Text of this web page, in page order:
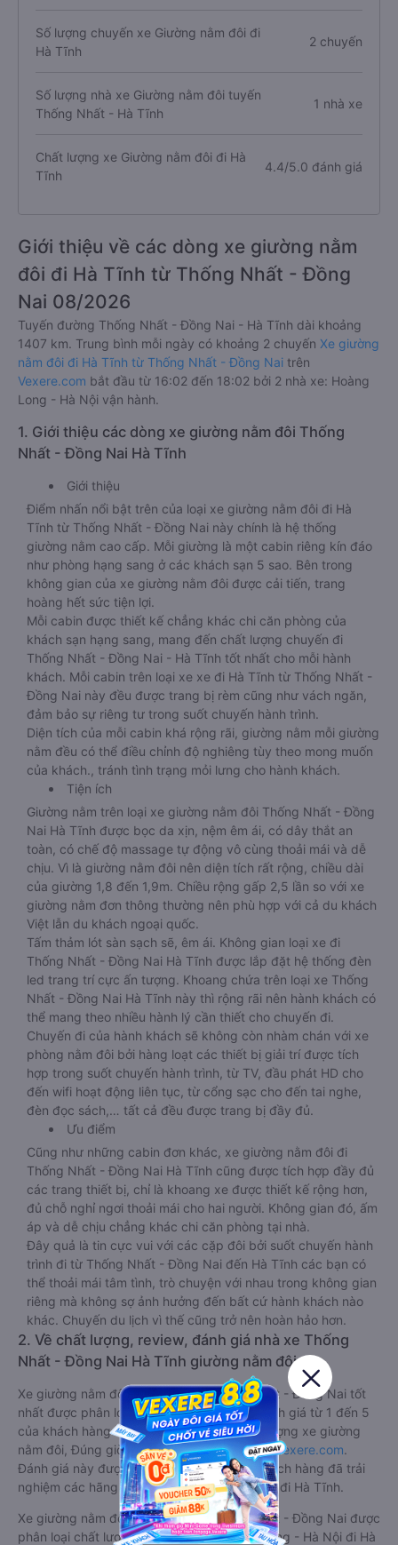
Số lượng chuyến xe Giường nằm đôi đi
Hà Tĩnh
2 chuyến
Số lượng nhà xe Giường nằm đôi tuyến
Thống Nhất - Hà Tĩnh
1 nhà xe
Chất lượng xe Giường nằm đôi đi Hà
Tĩnh
4.4/5.0 đánh giá
Giới thiệu về các dòng xe giường nằm
đôi đi Hà Tĩnh từ Thống Nhất - Đồng
Nai 08/2026
Tuyến đường Thống Nhất - Đồng Nai - Hà Tĩnh dài khoảng
1407 km. Trung bình mỗi ngày có khoảng 2 chuyến Xe giường
nằm đôi đi Hà Tĩnh từ Thống Nhất - Đồng Nai trên
Vexere.com bắt đầu từ 16:02 đến 18:02 bởi 2 nhà xe: Hoàng
Long - Hà Nội vận hành.
1. Giới thiệu các dòng xe giường nằm đôi Thống
Nhất - Đồng Nai Hà Tĩnh
Giới thiệu
Điểm nhấn nổi bật trên của loại xe giường nằm đôi đi Hà
Tĩnh từ Thống Nhất - Đồng Nai này chính là hệ thống
giường nằm cao cấp. Mỗi giường là một cabin riêng kín đáo
như phòng hạng sang ở các khách sạn 5 sao. Bên trong
không gian của xe giường nằm đôi được cải tiến, trang
hoàng hết sức tiện lợi.
Mỗi cabin được thiết kế chẳng khác chi căn phòng của
khách sạn hạng sang, mang đến chất lượng chuyến đi
Thống Nhất - Đồng Nai - Hà Tĩnh tốt nhất cho mỗi hành
khách. Mỗi cabin trên loại xe xe đi Hà Tĩnh từ Thống Nhất -
Đồng Nai này đều được trang bị rèm cũng như vách ngăn,
đảm bảo sự riêng tư trong suốt chuyến hành trình.
Diện tích của mỗi cabin khá rộng rãi, giường nằm mỗi giường
nằm đều có thể điều chỉnh độ nghiêng tùy theo mong muốn
của khách., tránh tình trạng mỏi lưng cho hành khách.
Tiện ích
Giường nằm trên loại xe giường nằm đôi Thống Nhất - Đồng
Nai Hà Tĩnh được bọc da xịn, nệm êm ái, có dây thắt an
toàn, có chế độ massage tự động vô cùng thoải mái và dễ
chịu. Vì là giường nằm đôi nên diện tích rất rộng, chiều dài
của giường 1,8 đến 1,9m. Chiều rộng gấp 2,5 lần so với xe
giường nằm đơn thông thường nên phù hợp với cả du khách
Việt lẫn du khách ngoại quốc.
Tấm thảm lót sàn sạch sẽ, êm ái. Không gian loại xe đi
Thống Nhất - Đồng Nai Hà Tĩnh được lắp đặt hệ thống đèn
led trang trí cực ấn tượng. Khoang chứa trên loại xe Thống
Nhất - Đồng Nai Hà Tĩnh này thì rộng rãi nên hành khách có
thể mang theo nhiều hành lý cần thiết cho chuyến đi.
Chuyến đi của hành khách sẽ không còn nhàm chán với xe
phòng nằm đôi bởi hàng loạt các thiết bị giải trí được tích
hợp trong suốt chuyến hành trình, từ TV, đầu phát HD cho
đến wifi hoạt động liên tục, từ cổng sạc cho đến tai nghe,
đèn đọc sách,… tất cả đều được trang bị đầy đủ.
Ưu điểm
Cũng như những cabin đơn khác, xe giường nằm đôi đi
Thống Nhất - Đồng Nai Hà Tĩnh cũng được tích hợp đầy đủ
các trang thiết bị, chỉ là khoang xe được thiết kế rộng hơn,
đủ chỗ nghỉ ngơi thoải mái cho hai người. Không gian đó, ấm
áp và dễ chịu chẳng khác chi căn phòng tại nhà.
Đây quả là tin cực vui với các cặp đôi bởi suốt chuyến hành
trình đi từ Thống Nhất - Đồng Nai đến Hà Tĩnh các bạn có
thể thoải mái tâm tình, trò chuyện với nhau trong không gian
riêng mà không sợ ảnh hưởng đến bất cứ hành khách nào
khác. Chuyến du lịch vì thế cũng trở nên hoàn hảo hơn.
2. Về chất lượng, review, đánh giá nhà xe Thống
Nhất - Đồng Nai Hà Tĩnh giường nằm đôi
Xe giường nằm đôi đi Hà Tĩnh từ Thống Nhất - Đồng Nai tốt
nhất được phân loại chất lượng dựa trên đánh giá từ 1 đến 5
của khách hàng với các tiêu chí như: Chất lượng xe giường
nằm đôi, Đúng giờ, Chất lượng phục vụ trênVexere.com.
Đánh giá này được viết trực tiếp bởi các khách hàng đã trải
nghiệm các hãng Xe Thống Nhất - Đồng Nai đi Hà Tĩnh.
Xe giường nằm đôi đi Hà Tĩnh từ Thống Nhất - Đồng Nai được
phân loại chất lượng tốt nhất là xe Hoàng Long - Hà Nội đi Hà